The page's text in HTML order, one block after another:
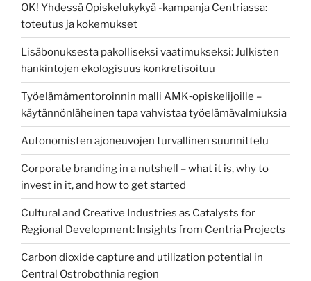
OK! Yhdessä Opiskelukykyä -kampanja Centriassa:
toteutus ja kokemukset
Lisäbonuksesta pakolliseksi vaatimukseksi: Julkisten
hankintojen ekologisuus konkretisoituu
Työelämämentoroinnin malli AMK‑opiskelijoille –
käytännönläheinen tapa vahvistaa työelämävalmiuksia
Autonomisten ajoneuvojen turvallinen suunnittelu
Corporate branding in a nutshell – what it is, why to
invest in it, and how to get started
Cultural and Creative Industries as Catalysts for
Regional Development: Insights from Centria Projects
Carbon dioxide capture and utilization potential in
Central Ostrobothnia region